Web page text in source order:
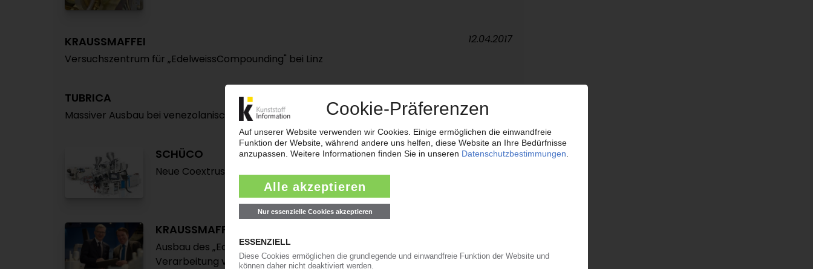
KRAUSSMAFFEI
Versuchszentrum für „EdelweissCompounding" bei Linz
12.04.2017
TUBRICA
Massiver Ausbau bei venezolanischem Kunststoffrohrhersteller
SCHÜCO
Neue Coextrusionslinie für das Doppelstrang-Verfahren
13.01.2017
KRAUSSMAFFEI BERSTORFF
Ausbau des „Edelweiß"-Compounding mit Erema-Technologie /
Verarbeitung von Recyclingmaterial mit höherer Restfeuchte